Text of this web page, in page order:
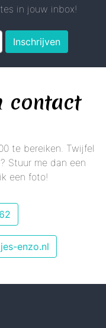
in jouw inbox!
Inschrijven
contact
te bereiken. Twijfel
Stuur me dan een
een foto!
enzo.nl